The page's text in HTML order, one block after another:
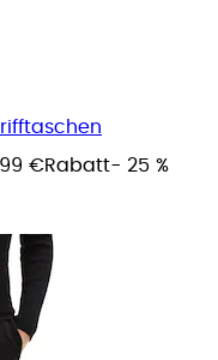
€Rabatt- 25 %